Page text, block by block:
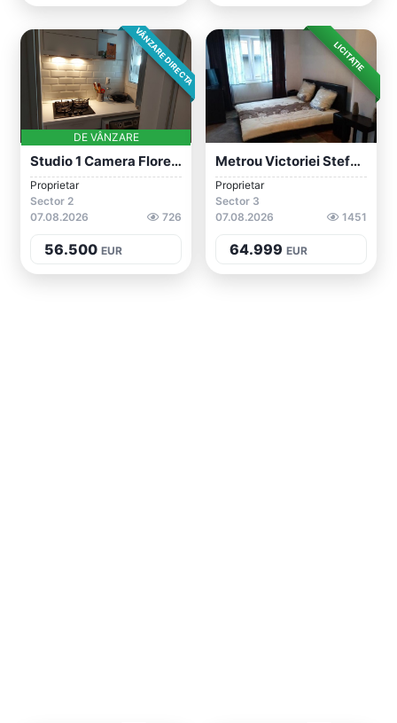
VÂNZARE DIRECTA
DE VÂNZARE
Studio 1 Camera Floreasca
Proprietar
Sector 2
07.08.2026
726
56.500 EUR
LICITAȚIE
Metrou Victoriei Stefan CM Investitie Do...
Proprietar
Sector 3
07.08.2026
1451
64.999 EUR